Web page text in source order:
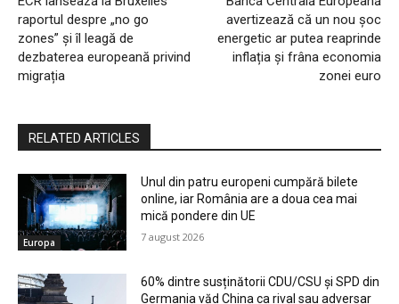
raportul despre „no go
zones” și îl leagă de
dezbaterea europeană privind
migrația
avertizează că un nou șoc
energetic ar putea reaprinde
inflația și frâna economia
zonei euro
RELATED ARTICLES
Europa
Unul din patru europeni cumpără bilete
online, iar România are a doua cea mai
mică pondere din UE
7 august 2026
60% dintre susținătorii CDU/CSU și SPD din
Germania văd China ca rival sau adversar